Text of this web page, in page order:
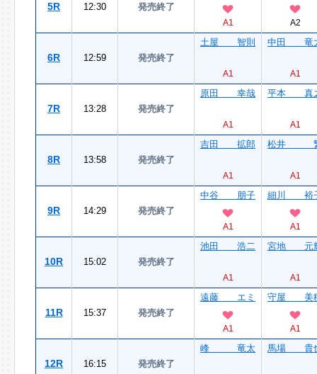
5R 12:30 発売終了
A1 A2
6R 12:59 発売終了
土屋 智則
A1
中田 竜
A1
7R 13:28 発売終了
原田 幸哉
A1
平本 真
A1
8R 13:58 発売終了
吉田 拡郎
A1
松井
A1
9R 14:29 発売終了
中谷 朋子
A1
細川 裕
A1
10R 15:02 発売終了
池田 浩二
A1
宮地 元
A1
11R 15:37 発売終了
遠藤 エミ
A1
守屋 美
A1
12R 16:15 発売終了
峰 竜太 馬場 貴